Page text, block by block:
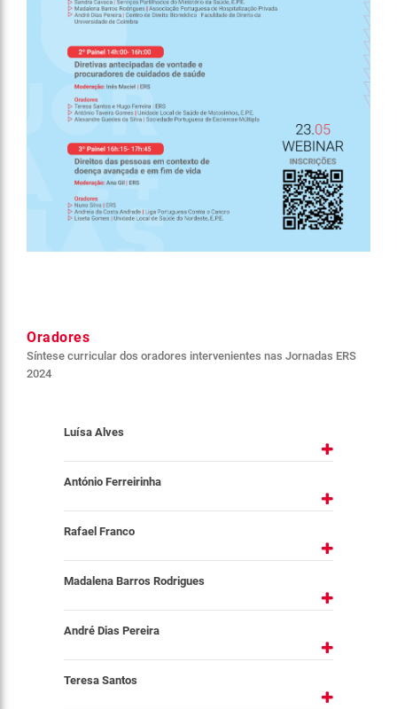
Oradores
Síntese curricular dos oradores intervenientes nas Jornadas ERS
2024
Luísa Alves
António Ferreirinha
Rafael Franco
Madalena Barros Rodrigues
André Dias Pereira
Teresa Santos